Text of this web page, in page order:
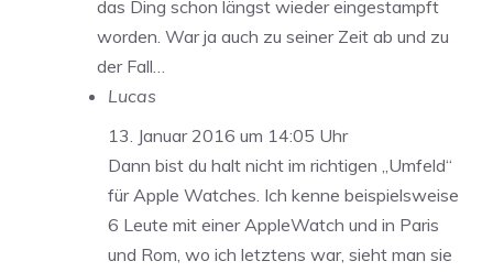
das Ding schon längst wieder eingestampft
worden. War ja auch zu seiner Zeit ab und zu
der Fall…
Lucas
13. Januar 2016 um 14:05 Uhr
Dann bist du halt nicht im richtigen „Umfeld“
für Apple Watches. Ich kenne beispielsweise
6 Leute mit einer AppleWatch und in Paris
und Rom, wo ich letztens war, sieht man sie